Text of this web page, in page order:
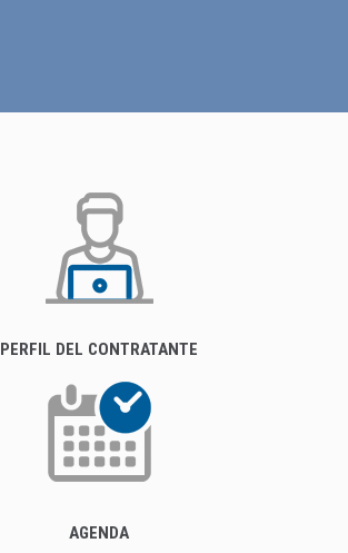
PERFIL DEL CONTRATANTE
AGENDA